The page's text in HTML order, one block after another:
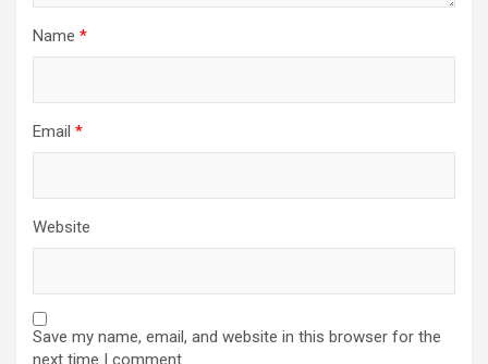
Name *
Email *
Website
Save my name, email, and website in this browser for the
next time I comment.